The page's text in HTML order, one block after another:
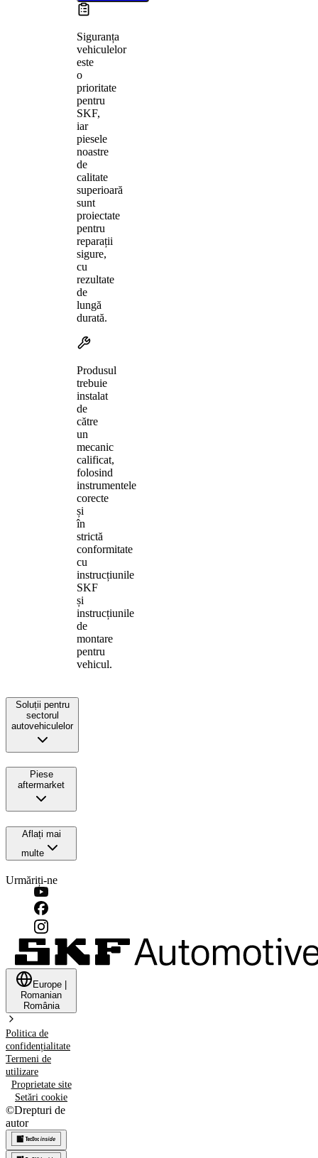
Siguranța
vehiculelor
este
o
prioritate
pentru
SKF,
iar
piesele
noastre
de
calitate
superioară
sunt
proiectate
pentru
reparații
sigure,
cu
rezultate
de
lungă
durată.
Produsul
trebuie
instalat
de
către
un
mecanic
calificat,
folosind
instrumentele
corecte
și
în
strictă
conformitate
cu
instrucțiunile
SKF
și
instrucțiunile
de
montare
pentru
vehicul.
Soluții pentru
sectorul
autovehiculelor
Piese
aftermarket
Aflați mai
multe
Urmăriți-ne
Europe
Romanian
România
Politica de
confidențialitate
Termeni de
utilizare
Proprietate site
Setări cookie
©Drepturi de
autor